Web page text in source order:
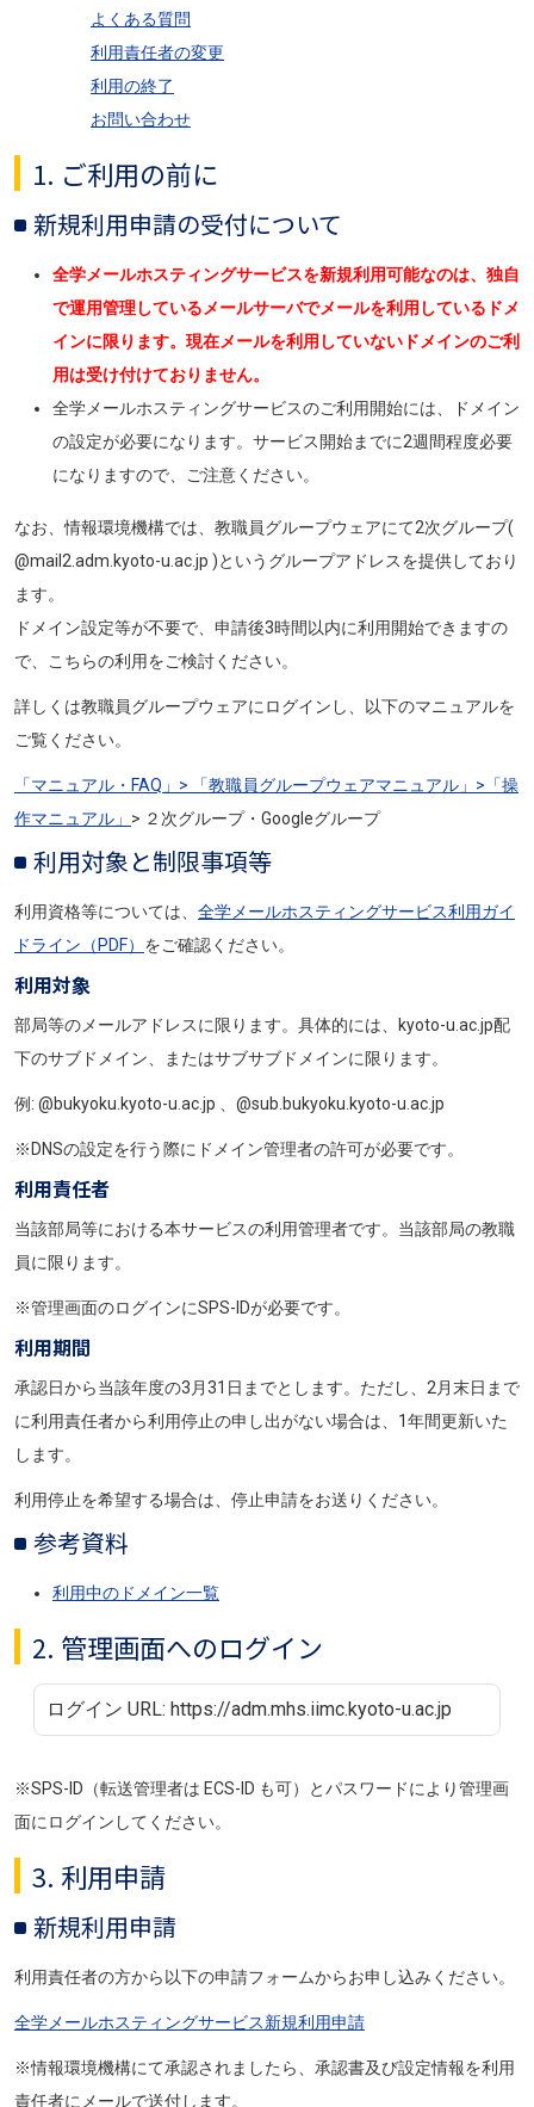
よくある質問
利用責任者の変更
利用の終了
お問い合わせ
1. ご利用の前に
新規利用申請の受付について
全学メールホスティングサービスを新規利用可能なのは、独自
で運用管理しているメールサーバでメールを利用しているドメ
インに限ります。現在メールを利用していないドメインのご利
用は受け付けておりません。
全学メールホスティングサービスのご利用開始には、ドメイン
の設定が必要になります。サービス開始までに2週間程度必要
になりますので、ご注意ください。
なお、情報環境機構では、教職員グループウェアにて2次グループ(
@mail2.adm.kyoto-u.ac.jp )というグループアドレスを提供しており
ます。
ドメイン設定等が不要で、申請後3時間以内に利用開始できますの
で、こちらの利用をご検討ください。
詳しくは教職員グループウェアにログインし、以下のマニュアルを
ご覧ください。
「マニュアル・FAQ」> 「教職員グループウェアマニュアル」>「操
作マニュアル」 > ２次グループ・Googleグループ
利用対象と制限事項等
利用資格等については、 全学メールホスティングサービス利用ガイ
ドライン（PDF） をご確認ください。
利用対象
部局等のメールアドレスに限ります。具体的には、kyoto-u.ac.jp配
下のサブドメイン、またはサブサブドメインに限ります。
例: @bukyoku.kyoto-u.ac.jp 、@sub.bukyoku.kyoto-u.ac.jp
※DNSの設定を行う際にドメイン管理者の許可が必要です。
利用責任者
当該部局等における本サービスの利用管理者です。当該部局の教職
員に限ります。
※管理画面のログインにSPS-IDが必要です。
利用期間
承認日から当該年度の3月31日までとします。ただし、2月末日まで
に利用責任者から利用停止の申し出がない場合は、1年間更新いた
します。
利用停止を希望する場合は、停止申請をお送りください。
参考資料
利用中のドメイン一覧
2. 管理画面へのログイン
ログイン URL: https://adm.mhs.iimc.kyoto-u.ac.jp
※SPS-ID（転送管理者は ECS-ID も可）とパスワードにより管理画
面にログインしてください。
3. 利用申請
新規利用申請
利用責任者の方から以下の申請フォームからお申し込みください。
全学メールホスティングサービス新規利用申請
※情報環境機構にて承認されましたら、承認書及び設定情報を利用
責任者にメールで送付します。